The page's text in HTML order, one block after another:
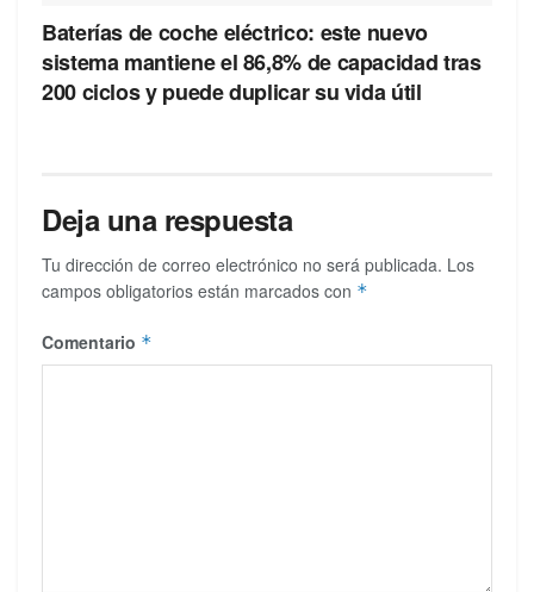
Baterías de coche eléctrico: este nuevo
sistema mantiene el 86,8% de capacidad tras
200 ciclos y puede duplicar su vida útil
Deja una respuesta
Tu dirección de correo electrónico no será publicada. Los
campos obligatorios están marcados con *
Comentario *